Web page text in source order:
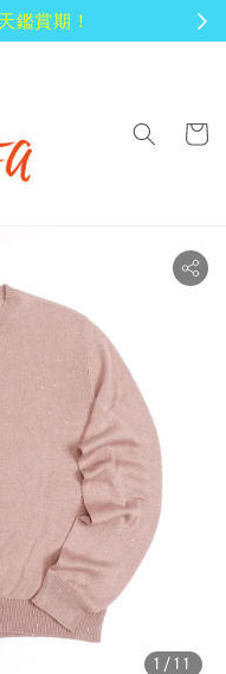
鑑賞期！
1 /11